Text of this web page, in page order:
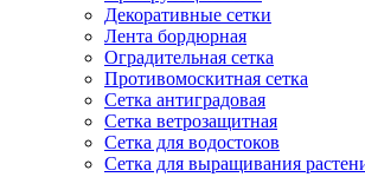
Декоративные сетки
Лента бордюрная
Оградительная сетка
Противомоскитная сетка
Сетка антиградовая
Сетка ветрозащитная
Сетка для водостоков
Сетка для выращивания